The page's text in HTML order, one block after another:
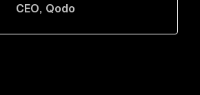
CEO, Qodo